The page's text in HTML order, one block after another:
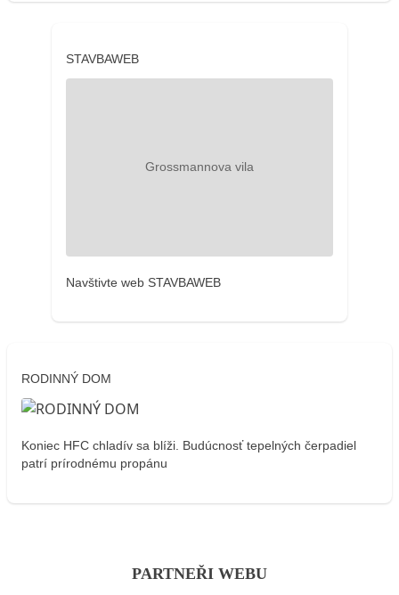
STAVBAWEB
Navštivte web STAVBAWEB
RODINNÝ DOM
Koniec HFC chladív sa blíži. Budúcnosť tepelných čerpadiel
patrí prírodnému propánu
PARTNEŘI WEBU